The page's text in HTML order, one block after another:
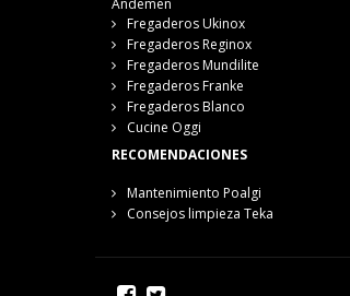
Andemen
Fregaderos Ukinox
Fregaderos Reginox
Fregaderos Mundilite
Fregaderos Franke
Fregaderos Blanco
Cucine Oggi
RECOMENDACIONES
Mantenimiento Poalgi
Consejos limpieza Teka